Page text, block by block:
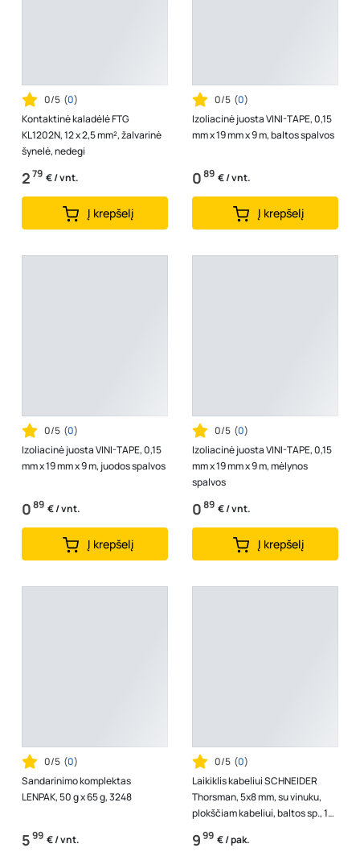
0/5 (0)
Kontaktinė kaladėlė FTG
KL1202N, 12 x 2,5 mm², žalvarinė
šynelė, nedegi
279 € / vnt.
Į krepšelį
0/5 (0)
Izoliacinė juosta VINI-TAPE, 0,15
mm x 19 mm x 9 m, baltos spalvos
089 € / vnt.
Į krepšelį
0/5 (0)
Izoliacinė juosta VINI-TAPE, 0,15
mm x 19 mm x 9 m, juodos spalvos
089 € / vnt.
Į krepšelį
0/5 (0)
Izoliacinė juosta VINI-TAPE, 0,15
mm x 19 mm x 9 m, mėlynos
spalvos
089 € / vnt.
Į krepšelį
0/5 (0)
Sandarinimo komplektas
LENPAK, 50 g x 65 g, 3248
599 € / vnt.
0/5 (0)
Laikiklis kabeliui SCHNEIDER
Thorsman, 5x8 mm, su vinuku,
plokščiam kabeliui, baltos sp., 10-
0-0041, 100 vnt.
999 € / pak.